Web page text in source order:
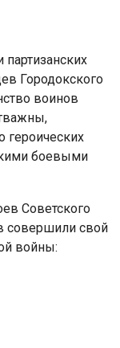
партизанских
Городокского
воинов
боевыми
Советского
совершили свой
войны: